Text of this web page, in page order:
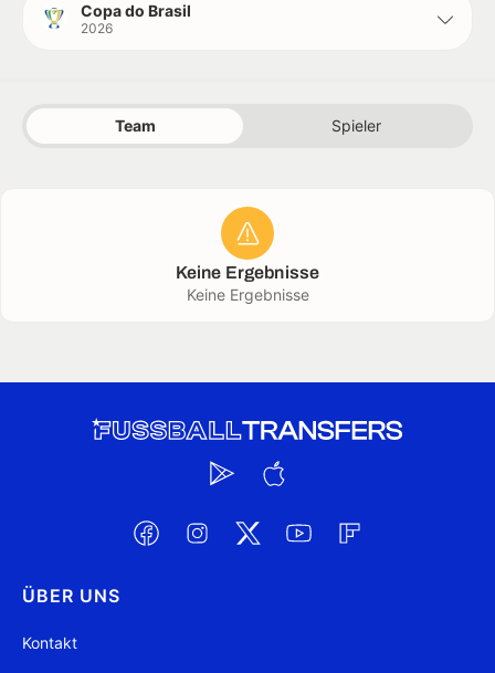
Copa do Brasil
2026
Team Spieler
Keine Ergebnisse
Keine Ergebnisse
ÜBER UNS
Kontakt